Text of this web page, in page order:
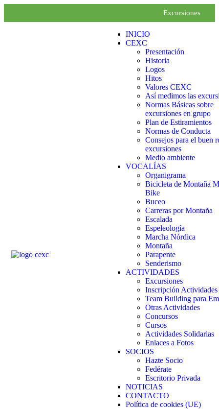
Excursiones
INICIO
CEXC
Presentación
Historia
Logos
Hitos
Valores CEXC
Así medimos las
Normas Básicas sobre
excursiones en grupo
Plan de Estiramientos
Normas de Conducta
Consejos para el buen
excursiones
Medio ambiente
VOCALÍAS
Organigrama
Bicicleta de Montaña
Bike
Buceo
Carreras por Montaña
Escalada
Espeleología
Marcha Nórdica
Montaña
Parapente
Senderismo
ACTIVIDADES
Excursiones
Inscripción Actividades
Team Building para
Otras Actividades
Concursos
Cursos
Actividades Solidarias
Enlaces a Fotos
SOCIOS
Hazte Socio
Fedérate
Escritorio Privada
NOTICIAS
CONTACTO
Política de cookies (UE)